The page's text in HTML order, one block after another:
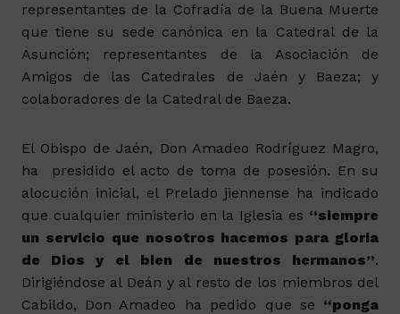
representantes de la Cofradía de la Buena Muerte
que tiene su sede canónica en la Catedral de la
Asunción; representantes de la Asociación de
Amigos de las Catedrales de Jaén y Baeza; y
colaboradores de la Catedral de Baeza.
El Obispo de Jaén, Don Amadeo Rodríguez Magro,
ha presidido el acto de toma de posesión. En su
alocución inicial, el Prelado jiennense ha indicado
que cualquier ministerio en la Iglesia es “siempre
un servicio que nosotros hacemos para gloria
de Dios y el bien de nuestros hermanos”.
Dirigiéndose al Deán y al resto de los miembros del
Cabildo, Don Amadeo ha pedido que se “ponga